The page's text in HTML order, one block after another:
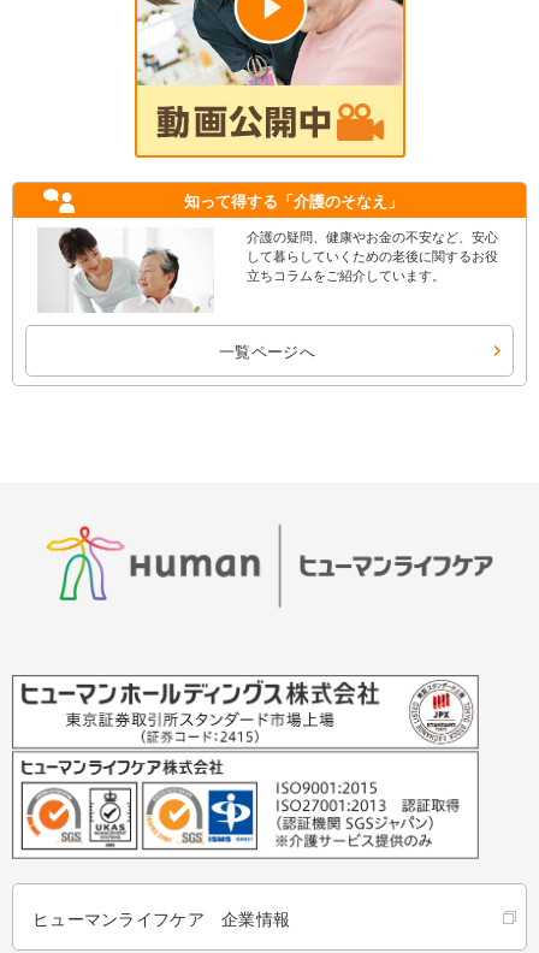
知って得する 「介護のそなえ」
介護の疑問、健康やお金の不安など、安心
して暮らしていくための老後に関するお役
立ちコラムをご紹介しています。
一覧ページへ
ヒューマンライフケア 企業情報